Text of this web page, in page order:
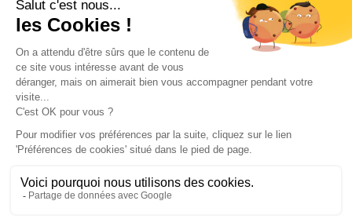
Mentions légales
Conditions générales
Politique de Cookies
Comment savoir si l'on est victime d'usurpation d'identité?
Usurpation d'identité que faire?
Usurpation d’identité Banque de France : refus crédit
Usurpation et fausses annonces immobilières